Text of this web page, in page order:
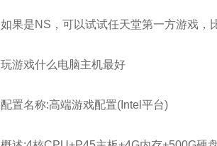
如果是NS，可以试试任天堂第一方游戏，
玩游戏什么电脑主机最好
配置名称:高端游戏配置(Intel平台)